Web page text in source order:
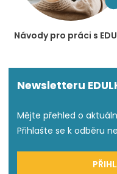
Návody pro práci s
Newsletteru
Mějte přehled o
Přihlašte se k odběru